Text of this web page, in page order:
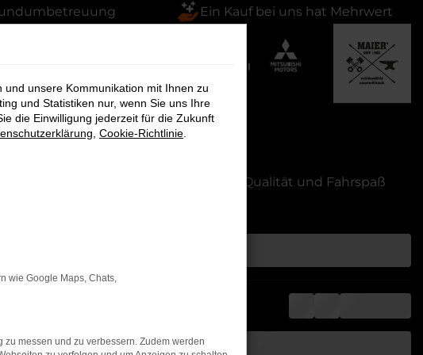
Ein Kauf bei uns hat Mehrwert
garantiert das passende Modell – Qualität und Fahrspaß
unsere Kommunikation mit Ihnen zu
und Statistiken nur, wenn Sie uns Ihre
die Einwilligung jederzeit für die Zukunft
Cookie-Richtlinie
wie Google Maps, Chats,
messen und zu verbessern. Zudem werden